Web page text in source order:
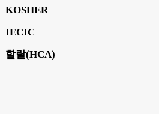
KOSHER
IECIC
할랄(HCA)